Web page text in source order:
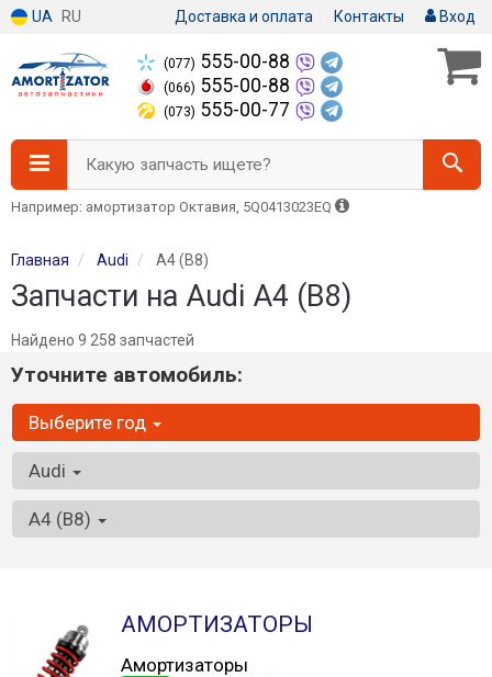
UA RU Доставка и оплата Контакты Вход
(077) 555-00-88
(066) 555-00-88
(073) 555-00-77
Какую запчасть ищете?
Например: амортизатор Октавия, 5Q0413023EQ
Главная Audi A4 (B8)
Запчасти на Audi A4 (B8)
Найдено 9 258 запчастей
Уточните автомобиль:
Выберите год
Audi
A4 (B8)
АМОРТИЗАТОРЫ
Амортизаторы